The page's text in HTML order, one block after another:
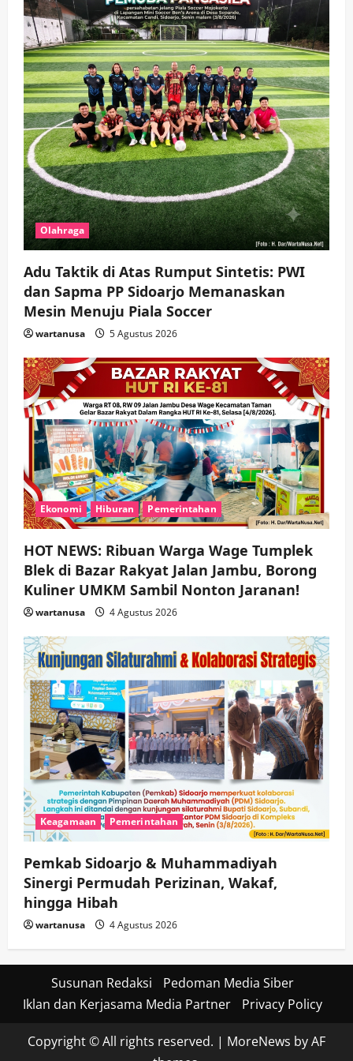
Olahraga
Adu Taktik di Atas Rumput Sintetis: PWI
dan Sapma PP Sidoarjo Memanaskan
Mesin Menuju Piala Soccer
wartanusa 5 Agustus 2026
Ekonomi Hiburan Pemerintahan
HOT NEWS: Ribuan Warga Wage Tumplek
Blek di Bazar Rakyat Jalan Jambu, Borong
Kuliner UMKM Sambil Nonton Jaranan!
wartanusa 4 Agustus 2026
Keagamaan Pemerintahan
Pemkab Sidoarjo & Muhammadiyah
Sinergi Permudah Perizinan, Wakaf,
hingga Hibah
wartanusa 4 Agustus 2026
Susunan Redaksi
Pedoman Media Siber
Iklan dan Kerjasama Media Partner
Privacy Policy
Copyright © All rights reserved. | MoreNews by AF